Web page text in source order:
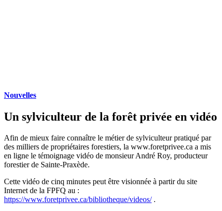
Nouvelles
Un sylviculteur de la forêt privée en vidéo
Afin de mieux faire connaître le métier de sylviculteur pratiqué par
des milliers de propriétaires forestiers, la www.foretprivee.ca a mis
en ligne le témoignage vidéo de monsieur André Roy, producteur
forestier de Sainte-Praxède.
Cette vidéo de cinq minutes peut être visionnée à partir du site
Internet de la FPFQ au :
https://www.foretprivee.ca/bibliotheque/videos/.